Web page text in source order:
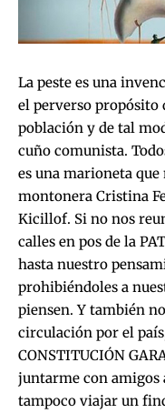
La peste es una
el perverso propósito
población y de tal
cuño comunista.
es una marioneta
montonera Cristina
Kicillof. Si no nos
calles en pos de la
hasta nuestro
prohibiéndoles a
piensen. Y también
circulación por el
CONSTITUCIÓN
juntarme con amigos
tampoco viajar un